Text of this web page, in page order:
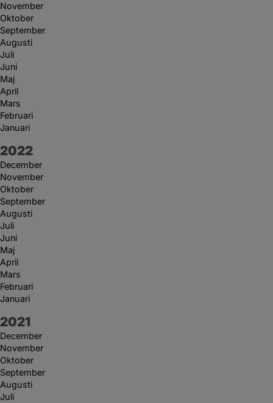
November
Oktober
September
Augusti
Juli
Juni
Maj
April
Mars
Februari
Januari
År:
2022
December
November
Oktober
September
Augusti
Juli
Juni
Maj
April
Mars
Februari
Januari
År:
2021
December
November
Oktober
September
Augusti
Juli